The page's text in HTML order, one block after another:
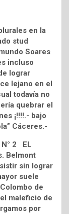
en la
stud
Soares
incluso
lograr
lejano en el
todavía no
quebrar el
¡!!!!.- bajo
Cáceres.-
N° 2 EL
Belmont
sin lograr
suele
de
maleficio de
por